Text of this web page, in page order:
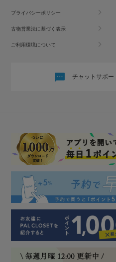
プライバシーポリシー
古物営業法に基づく表示
ご利用環境について
チャットサポー